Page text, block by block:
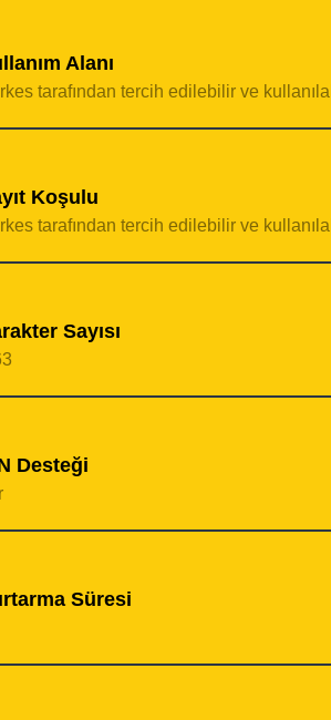
Alanı
tarafından tercih edilebilir ve
Koşulu
tarafından tercih edilebilir ve
Sayısı
Desteği
Süresi